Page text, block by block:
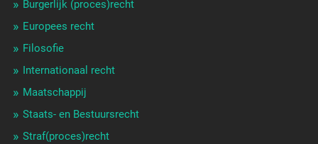
Burgerlijk (proces)recht
Europees recht
Filosofie
Internationaal recht
Maatschappij
Staats- en Bestuursrecht
Straf(proces)recht